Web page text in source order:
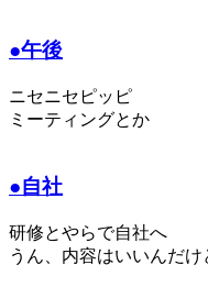
●午後
ニセニセピッピ
ミーティングとか
●自社
研修とやらで自社へ
うん、内容はいいんだ